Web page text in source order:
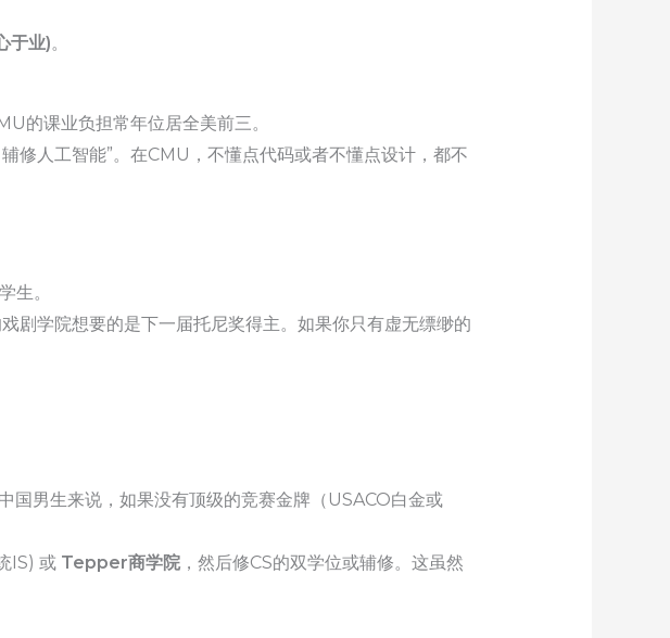
于业)。
的课业负担常年位居全美前三。
修人工智能”。在CMU，不懂点代码或者不懂点设计，都不
生。
剧学院想要的是下一届托尼奖得主。如果你只有虚无缥缈的
国男生来说，如果没有顶级的竞赛金牌（USACO白金或
IS) 或 Tepper商学院，然后修CS的双学位或辅修。这虽然